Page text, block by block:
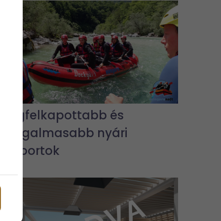
A legfelkapottabb és
legizgalmasabb nyári
vízisportok